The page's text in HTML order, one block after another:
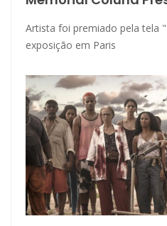
Artista foi premiado pela tela
exposição em Paris